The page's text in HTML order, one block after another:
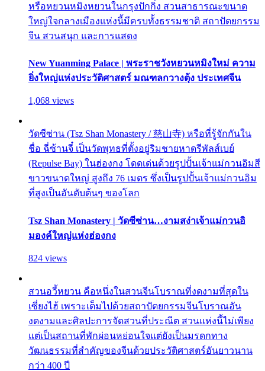
หรือหยวนหมิงหยวนในกรุงปักกิ่ง สวนสาธารณะขนาด
ใหญ่ใจกลางเมืองแห่งนี้มีครบทั้งธรรมชาติ สถาปัตยกรรม
จีน สวนสนุก และการแสดง
New Yuanming Palace | พระราชวังหยวนหมิงใหม่ ความ
ยิ่งใหญ่แห่งประวัติศาสตร์ มณฑลกวางตุ้ง ประเทศจีน
1,068 views
วัดซีซ่าน (Tsz Shan Monastery / 慈山寺) หรือที่รู้จักกันใน
ชื่อ ฉี่ซ้านจี๋ เป็นวัดพุทธที่ตั้งอยู่ริมชายหาดรีพัลส์เบย์
(Repulse Bay) ในฮ่องกง โดดเด่นด้วยรูปปั้นเจ้าแม่กวนอิมสี
ขาวขนาดใหญ่ สูงถึง 76 เมตร ซึ่งเป็นรูปปั้นเจ้าแม่กวนอิม
ที่สูงเป็นอันดับต้นๆ ของโลก
Tsz Shan Monastery | วัดซีซ่าน…งามสง่าเจ้าแม่กวนอิ
มองค์ใหญ่แห่งฮ่องกง
824 views
สวนอวี้หยวน คือหนึ่งในสวนจีนโบราณที่งดงามที่สุดใน
เซี่ยงไฮ้ เพราะเต็มไปด้วยสถาปัตยกรรมจีนโบราณอัน
งดงามและศิลปะการจัดสวนที่ประณีต สวนแห่งนี้ไม่เพียง
แต่เป็นสถานที่พักผ่อนหย่อนใจแต่ยังเป็นมรดกทาง
วัฒนธรรมที่สำคัญของจีนด้วยประวัติศาสตร์อันยาวนาน
กว่า 400 ปี